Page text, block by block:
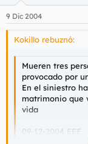
9 Dic 2004
Kokillo rebuznó:
Mueren tres
provocado por
En el siniestro
matrimonio que
vida
09-12-2004 EFE